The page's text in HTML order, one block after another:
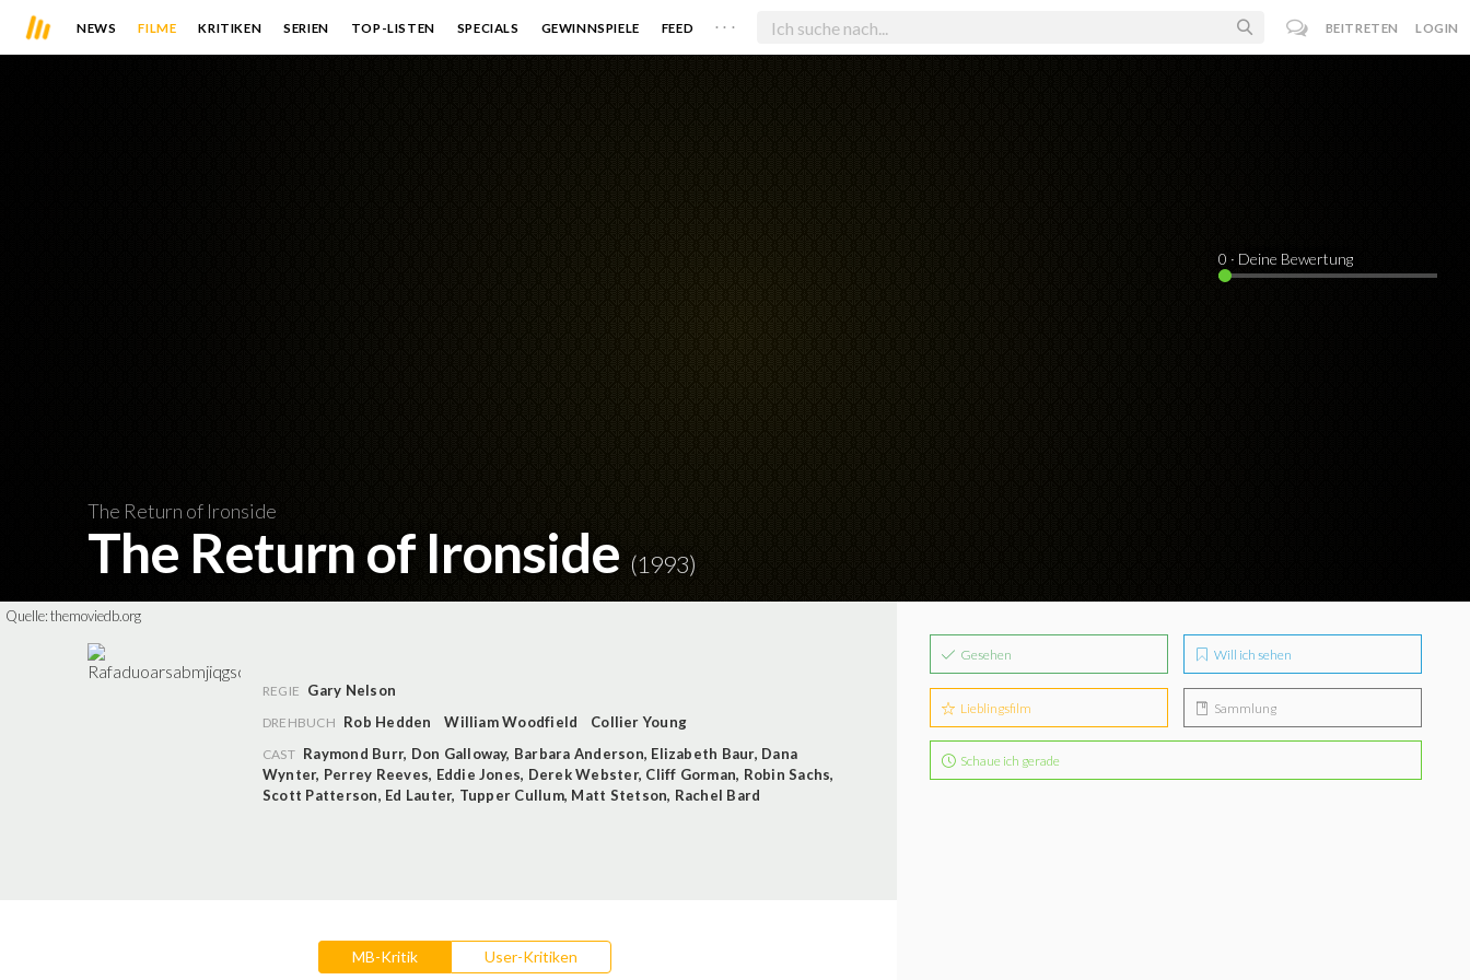
NEWS FILME KRITIKEN SERIEN TOP-LISTEN SPECIALS GEWINNSPIELE FEED . . . BEITRETEN LOGIN
The Return of Ironside
The Return of Ironside (1993)
0 · Deine Bewertung
Quelle:themoviedb.org
REGIE Gary Nelson
DREHBUCH Rob Hedden William Woodfield Collier Young
CAST Raymond Burr, Don Galloway, Barbara Anderson, Elizabeth Baur, Dana
Wynter, Perrey Reeves, Eddie Jones, Derek Webster, Cliff Gorman, Robin Sachs,
Scott Patterson, Ed Lauter, Tupper Cullum, Matt Stetson, Rachel Bard
MB-Kritik User-Kritiken
Gesehen Will ich sehen
Lieblingsfilm Sammlung
Schaue ich gerade